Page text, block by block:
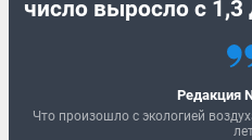
число выросло с
Редакция
Что произошло с экологией